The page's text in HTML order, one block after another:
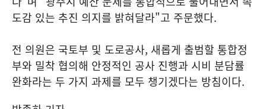
도감 있는 추진 의지를 밝혀달라"고 주문했다.
전 의원은 국토부 및 도로공사, 새롭게 출범할 통합정
부와 밀착 협의해 안정적인 공사 진행과 시비 분담률
완화라는 두 가지 과제를 모두 챙기겠다는 방침이다.